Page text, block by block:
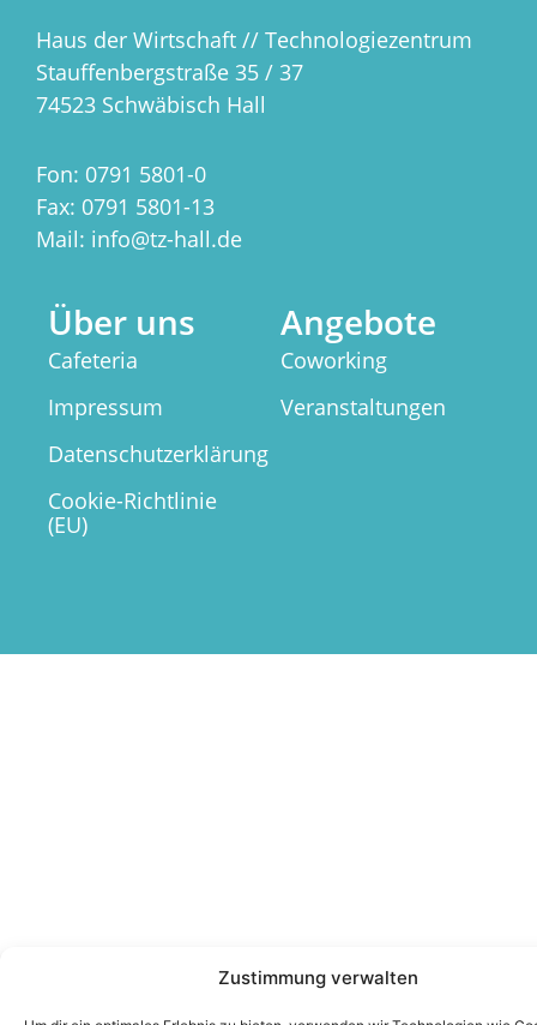
Zustimmung verwalten
Haus der Wirtschaft // Technologiezentrum
Stauffenbergstraße 35 / 37
74523 Schwäbisch Hall
Fon: 0791 5801-0
Fax: 0791 5801-13
Mail: info@tz-hall.de
Über uns
Cafeteria
Impressum
Datenschutzerklärung
Cookie-Richtlinie
(EU)
Angebote
Coworking
Veranstaltungen